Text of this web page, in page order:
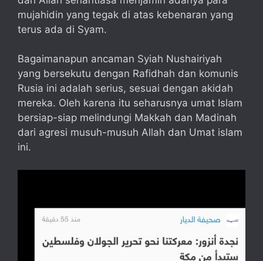
mujahidin yang tegak di atas kebenaran yang
terus ada di Syam.
Bagaimanapun ancaman Syiah Nushairiyah
yang bersekutu dengan Rafidhah dan komunis
Rusia ini adalah serius, sesuai dengan akidah
mereka. Oleh karena itu seharusnya umat Islam
bersiap-siap melindungi Makkah dan Madinah
dari agresi musuh-musuh Allah dan Umat islam
ini.